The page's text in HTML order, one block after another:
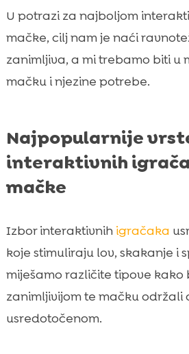
U potrazi za najboljom
mačke, cilj nam je naći
zanimljiva, a mi trebamo biti u
mačku i njezine potrebe.
Najpopularnije
interaktivnih
mačke
Izbor interaktivnih igračaka
koje stimuliraju lov, skakanje i
miješamo različite tipove kako
zanimljivijom te mačku održali
usredotočenom.